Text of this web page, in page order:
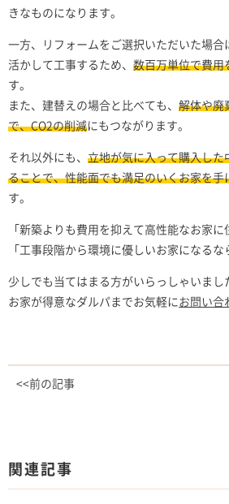
きなものになります。
一方、リフォームをご選択いただいた場合
活かして工事するため、 数百万単位で費用
す。
また、建替えの場合と比べても、 解体や廃
で、CO2の削減にもつながります。
それ以外にも、 立地が気に入って購入した
ることで、性能面でも満足のいくお家を手
す。
「新築よりも費用を抑えて高性能なお家に
「工事段階から環境に優しいお家になるな
少しでも当てはまる方がいらっしゃいまし
お家が得意なダルパまでお気軽に お問い合
<<前の記事
関連記事